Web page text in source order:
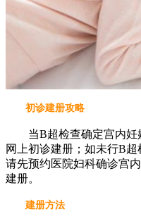
初诊建册攻略
当B超检查确定宫内妊
网上初诊建册；如未行B超
请先预约医院妇科确诊宫
建册。
建册方法